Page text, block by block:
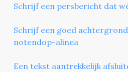
Schrijf een persbericht dat
Schrijf een goed
notendop-alinea
Een tekst aantrekkelijk